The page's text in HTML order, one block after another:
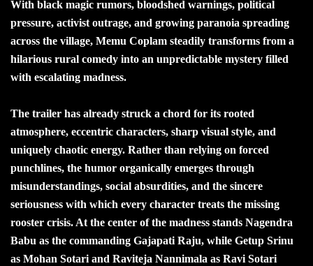
With black magic rumors, bloodshed warnings, political
pressure, activist outrage, and growing paranoia spreading
across the village, Memu Coplam steadily transforms from a
hilarious rural comedy into an unpredictable mystery filled
with escalating madness.
The trailer has already struck a chord for its rooted
atmosphere, eccentric characters, sharp visual style, and
uniquely chaotic energy. Rather than relying on forced
punchlines, the humor organically emerges through
misunderstandings, social absurdities, and the sincere
seriousness with which every character treats the missing
rooster crisis. At the center of the madness stands Nagendra
Babu as the commanding Gajapati Raju, while Getup Srinu
as Mohan Sotari and Raviteja Nannimala as Ravi Sotari